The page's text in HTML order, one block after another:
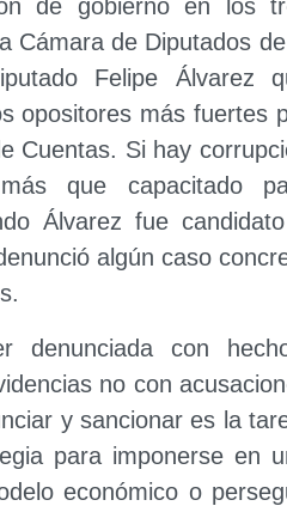
de gobierno en los
Cámara de Diputados
Felipe Álvarez
opositores más fuertes
Cuentas. Si hay
que capacitado
Álvarez fue
algún caso
denunciada con
no con
y sancionar es la
para imponerse en
económico o